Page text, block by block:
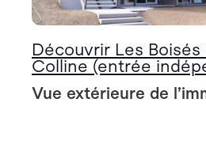
Découvrir Les Boisés
Colline (entrée
Vue extérieure de